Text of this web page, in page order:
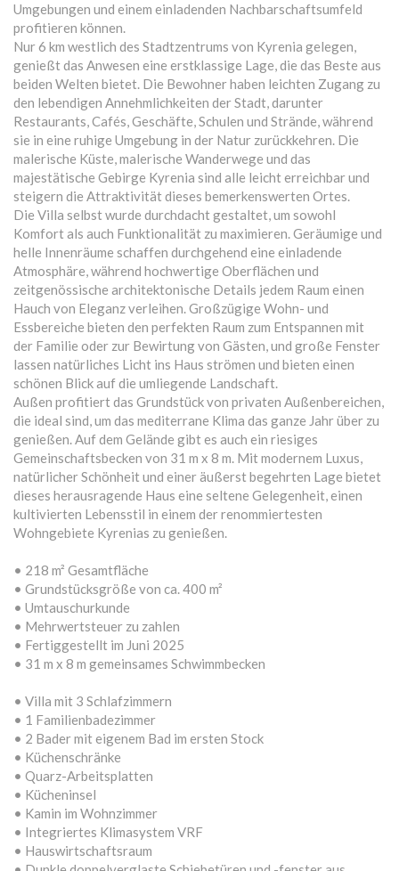
Umgebungen und einem einladenden Nachbarschaftsumfeld
profitieren können.
Nur 6 km westlich des Stadtzentrums von Kyrenia gelegen,
genießt das Anwesen eine erstklassige Lage, die das Beste aus
beiden Welten bietet. Die Bewohner haben leichten Zugang zu
den lebendigen Annehmlichkeiten der Stadt, darunter
Restaurants, Cafés, Geschäfte, Schulen und Strände, während
sie in eine ruhige Umgebung in der Natur zurückkehren. Die
malerische Küste, malerische Wanderwege und das
majestätische Gebirge Kyrenia sind alle leicht erreichbar und
steigern die Attraktivität dieses bemerkenswerten Ortes.
Die Villa selbst wurde durchdacht gestaltet, um sowohl
Komfort als auch Funktionalität zu maximieren. Geräumige und
helle Innenräume schaffen durchgehend eine einladende
Atmosphäre, während hochwertige Oberflächen und
zeitgenössische architektonische Details jedem Raum einen
Hauch von Eleganz verleihen. Großzügige Wohn- und
Essbereiche bieten den perfekten Raum zum Entspannen mit
der Familie oder zur Bewirtung von Gästen, und große Fenster
lassen natürliches Licht ins Haus strömen und bieten einen
schönen Blick auf die umliegende Landschaft.
Außen profitiert das Grundstück von privaten Außenbereichen,
die ideal sind, um das mediterrane Klima das ganze Jahr über zu
genießen. Auf dem Gelände gibt es auch ein riesiges
Gemeinschaftsbecken von 31 m x 8 m. Mit modernem Luxus,
natürlicher Schönheit und einer äußerst begehrten Lage bietet
dieses herausragende Haus eine seltene Gelegenheit, einen
kultivierten Lebensstil in einem der renommiertesten
Wohngebiete Kyrenias zu genießen.
• 218 m² Gesamtfläche
• Grundstücksgröße von ca. 400 m²
• Umtauschurkunde
• Mehrwertsteuer zu zahlen
• Fertiggestellt im Juni 2025
• 31 m x 8 m gemeinsames Schwimmbecken
• Villa mit 3 Schlafzimmern
• 1 Familienbadezimmer
• 2 Bader mit eigenem Bad im ersten Stock
• Küchenschränke
• Quarz-Arbeitsplatten
• Kücheninsel
• Kamin im Wohnzimmer
• Integriertes Klimasystem VRF
• Hauswirtschaftsraum